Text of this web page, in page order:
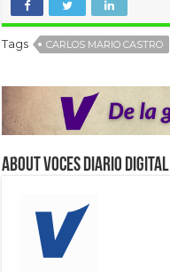
Tags CARLOS MARIO CASTRO
About VOCES Diario digital